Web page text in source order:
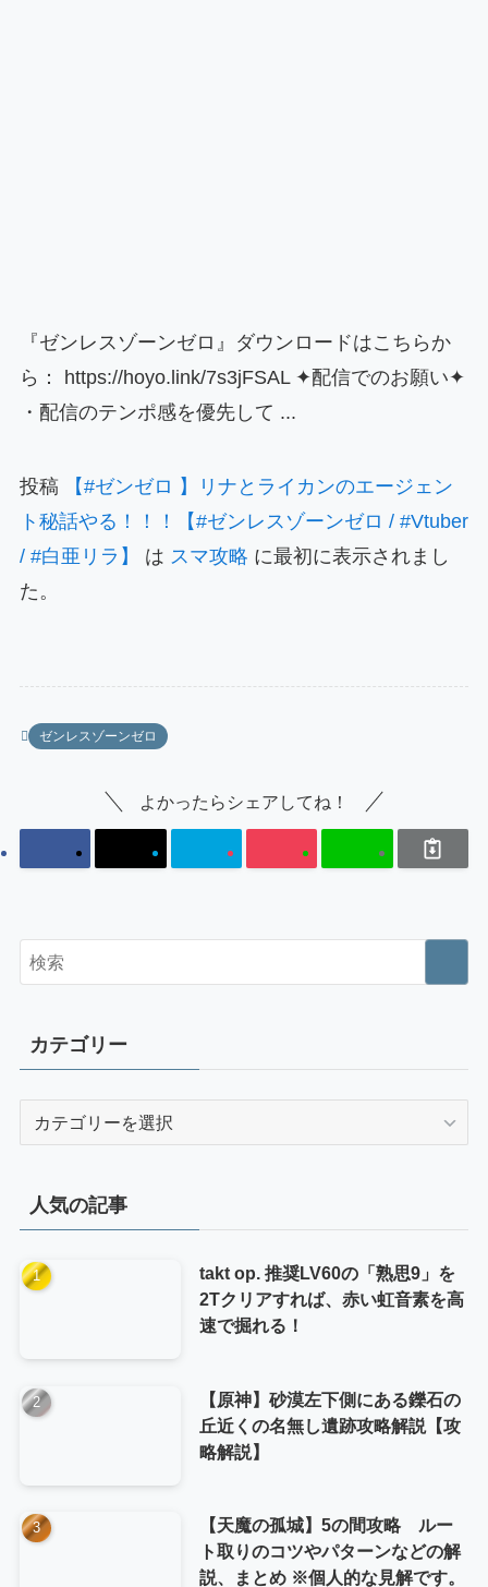
『ゼンレスゾーンゼロ』ダウンロードはこちらか
ら： https://hoyo.link/7s3jFSAL ✦配信でのお願い✦
・配信のテンポ感を優先して ...
投稿
【#ゼンゼロ 】リナとライカンのエージェン
ト秘話やる！！！【#ゼンレスゾーンゼロ / #Vtuber
/ #白亜リラ】
は スマ攻略 に最初に表示されまし
た。
ゼンレスゾーンゼロ
よかったらシェアしてね！
カテゴリー
ー
人気の記事
takt op. 推奨LV60の「熟思9」を
2Tクリアすれば、赤い虹音素を高
速で掘れる！
【原神】砂漠左下側にある鑠石の
丘近くの名無し遺跡攻略解説【攻
略解説】
【天魔の孤城】5の間攻略 ルー
ト取りのコツやパターンなどの解
説、まとめ ※個人的な見解です。